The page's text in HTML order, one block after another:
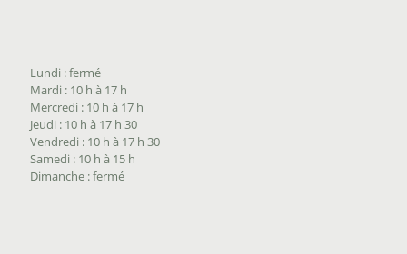
Lundi : fermé
Mardi : 10 h à 17 h
Mercredi : 10 h à 17 h
Jeudi : 10 h à 17 h 30
Vendredi : 10 h à 17 h 30
Samedi : 10 h à 15 h
Dimanche : fermé